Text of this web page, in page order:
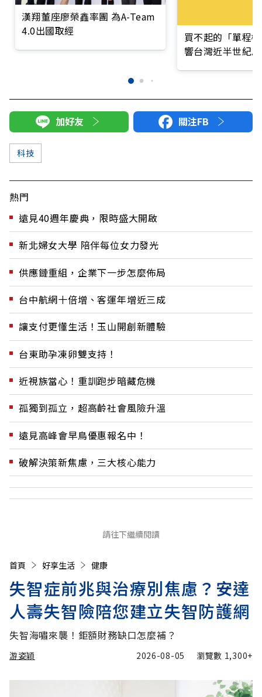
漢翔董座廖榮鑫率團 為A-Team
4.0出國取經
買不起的「單程
響台灣近半世紀
加好友 關注FB
科技
熱門
遠見40週年慶典，限時盛大開啟
新北婦女大學 陪伴每位女力發光
供應鏈重組，企業下一步怎麼佈局
台中航網十倍增、客運年增近三成
讓支付更懂生活！玉山開創新體驗
台東助孕凍卵雙支持！
近視族當心！重訓跑步暗藏危機
孤獨到孤立，超高齡社會風險升溫
遠見高峰會早鳥優惠報名中！
破解決策新焦慮，三大核心能力
請往下繼續閱讀
首頁 好享生活 健康
失智症前兆與治療別焦慮？安達
人壽失智險陪您建立失智防護網
失智海嘯來襲！鉅額財務缺口怎麼補？
游姿穎 2026-08-05 瀏覽數 1,300+